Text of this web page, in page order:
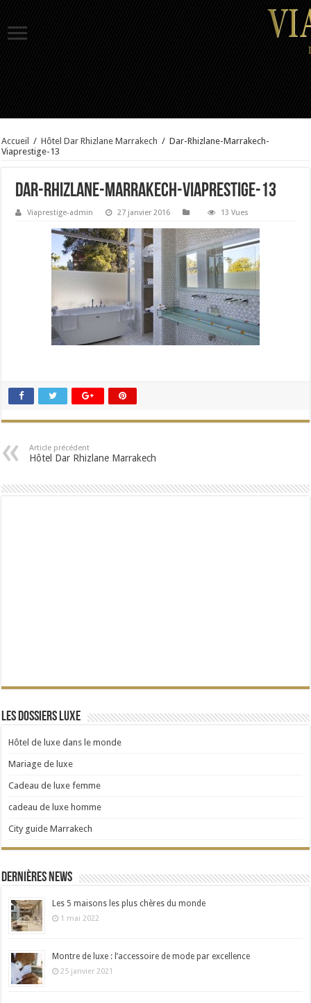
Accueil / Hôtel Dar Rhizlane Marrakech / Dar-Rhizlane-Marrakech-
Viaprestige-13
Dar-Rhizlane-Marrakech-Viaprestige-13
Viaprestige-admin 27 janvier 2016 13 Vues
Article précédent
Hôtel Dar Rhizlane Marrakech
Les dossiers Luxe
Hôtel de luxe dans le monde
Mariage de luxe
Cadeau de luxe femme
cadeau de luxe homme
City guide Marrakech
Dernières news
Les 5 maisons les plus chères du monde
1 mai 2022
Montre de luxe : l’accessoire de mode par excellence
25 janvier 2021